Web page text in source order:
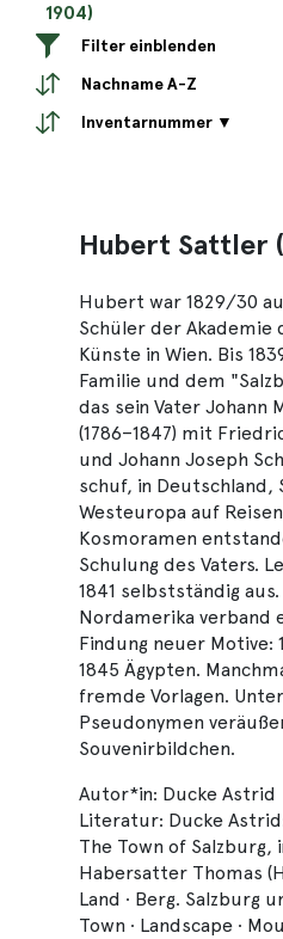
1904)
Filter einblenden
Nachname A-Z
Inventarnummer ▼
Hubert Sattler
Hubert war 1829/30
Schüler der Akademie
Künste in Wien. Bis
Familie und dem
das sein Vater Johann
(1786–1847) mit
und Johann Joseph
schuf, in Deutschland,
Westeuropa auf
Kosmoramen
Schulung des Vaters.
1841 selbstständig
Nordamerika verband
Findung neuer Motive:
1845 Ägypten.
fremde Vorlagen.
Pseudonymen
Souvenirbildchen.
Autor*in: Ducke Astrid
Literatur: Ducke
The Town of Salzburg,
Habersatter Thomas
Land · Berg. Salzburg
Town · Landscape ·